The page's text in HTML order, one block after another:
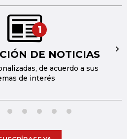
1
DE NOTICIAS
de acuerdo a sus
de interés
→